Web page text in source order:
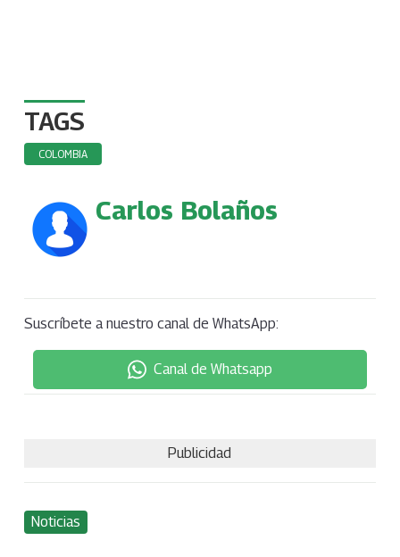
TAGS
COLOMBIA
Carlos Bolaños
Suscríbete a nuestro canal de WhatsApp:
Canal de Whatsapp
Publicidad
Noticias